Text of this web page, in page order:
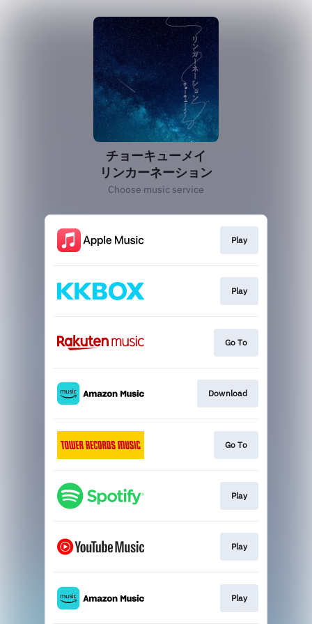
チョーキューメイ
リンカーネーション
Choose music service
Play
Play
Go To
Download
Go To
Play
Play
Play